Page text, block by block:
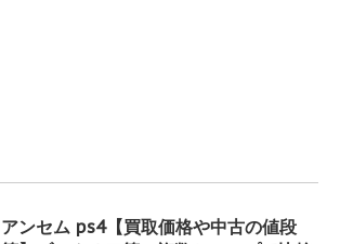
アンセム ps4【買取価格や中古の値段